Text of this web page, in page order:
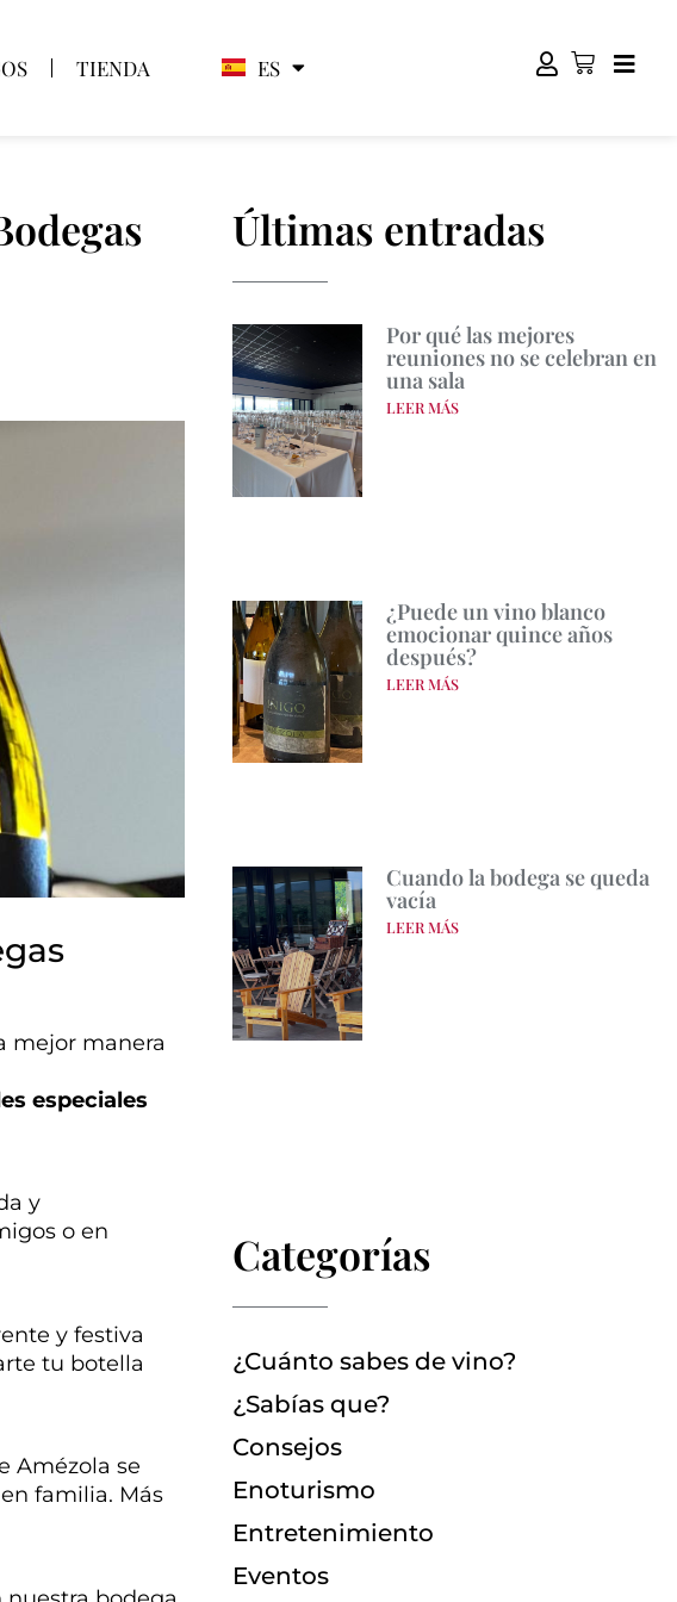
TIENDA ES
EN
mejor manera
especiales
y
o en
y festiva
tu botella
Amézola se
familia. Más
Últimas entradas
Por qué las mejores
reuniones no se celebran en
una sala
LEER MÁS
¿Puede un vino blanco
emocionar quince años
después?
LEER MÁS
Cuando la bodega se queda
vacía
LEER MÁS
Categorías
¿Cuánto sabes de vino?
¿Sabías que?
Consejos
Enoturismo
Entretenimiento
Eventos